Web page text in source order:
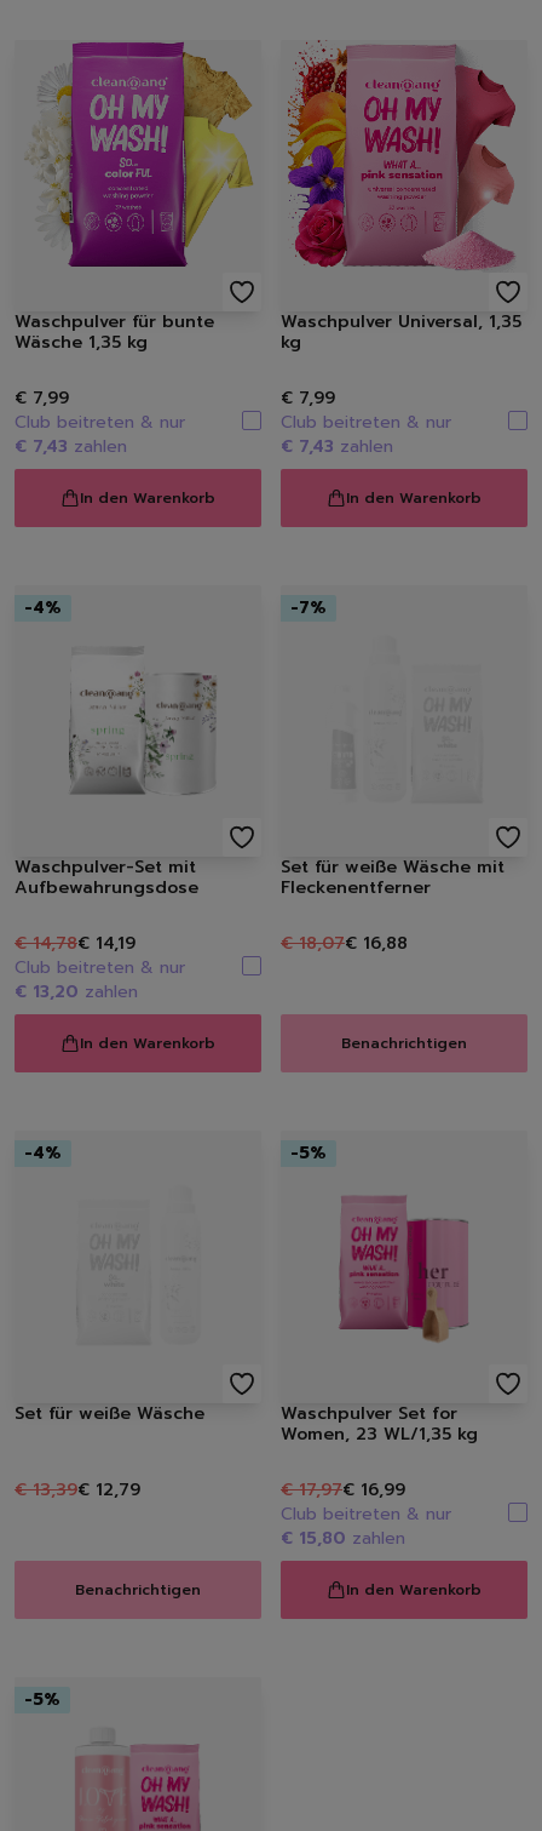
Geschirrspülmittel, -
Spülmittel
Spülbürsten |
Geschirrtücher
Spülzubehör
Autopflege
Innenraum | Cockpit
Außen | Lack
Felgen | Reifen |
Auto Shampoo
Schuhpflege
Sneakerreinigung
Schuhreinigung
Schuhbürsten
Schuhcreme
Schuhimprägnierung
Lufterfrischer
Tücher | Schwämme |
Mikrofaser-Tücher
Schwämme |
Bürsten
Waschpulver für bunte
Wäsche 1,35 kg
€ 7,99
Club beitreten & nur
€ 7,43 zahlen
In den Warenkorb
Waschpulver Universal, 1,35
kg
€ 7,99
Club beitreten & nur
€ 7,43 zahlen
In den Warenkorb
-4%
Waschpulver-Set mit
Aufbewahrungsdose
€ 14,78€ 14,19
Club beitreten & nur
€ 13,20 zahlen
In den Warenkorb
-7%
Set für weiße Wäsche mit
Fleckenentferner
€ 18,07€ 16,88
Benachrichtigen
-4%
Set für weiße Wäsche
€ 13,39€ 12,79
Benachrichtigen
-5%
Waschpulver Set for
Women, 23 WL/1,35 kg
€ 17,97€ 16,99
Club beitreten & nur
€ 15,80 zahlen
In den Warenkorb
-5%